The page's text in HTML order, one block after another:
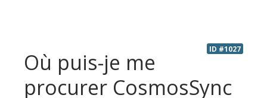
ID #1027
Où puis-je me
procurer CosmosSync